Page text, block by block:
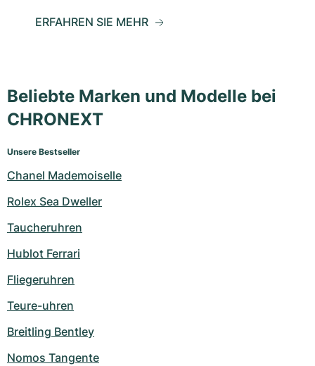
ERFAHREN SIE MEHR
Beliebte Marken und Modelle bei
CHRONEXT
Unsere Bestseller
Chanel Mademoiselle
Rolex Sea Dweller
Taucheruhren
Hublot Ferrari
Fliegeruhren
Teure-uhren
Breitling Bentley
Nomos Tangente